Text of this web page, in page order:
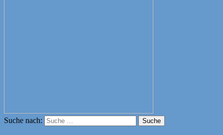
Suche nach: Suche